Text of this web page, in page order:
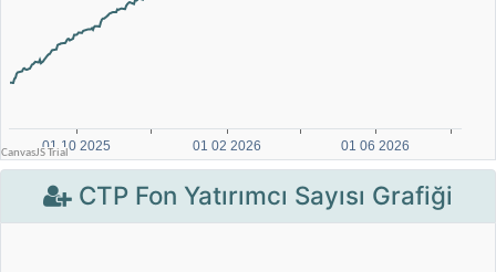
CTP Fon Yatırımcı Sayısı Grafiği